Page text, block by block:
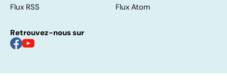
Flux RSS
Flux Atom
Retrouvez-nous sur